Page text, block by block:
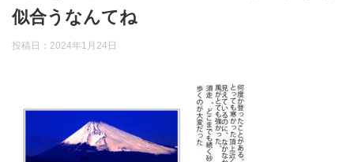
似合うなんてね
投稿日： 2024年1月24日